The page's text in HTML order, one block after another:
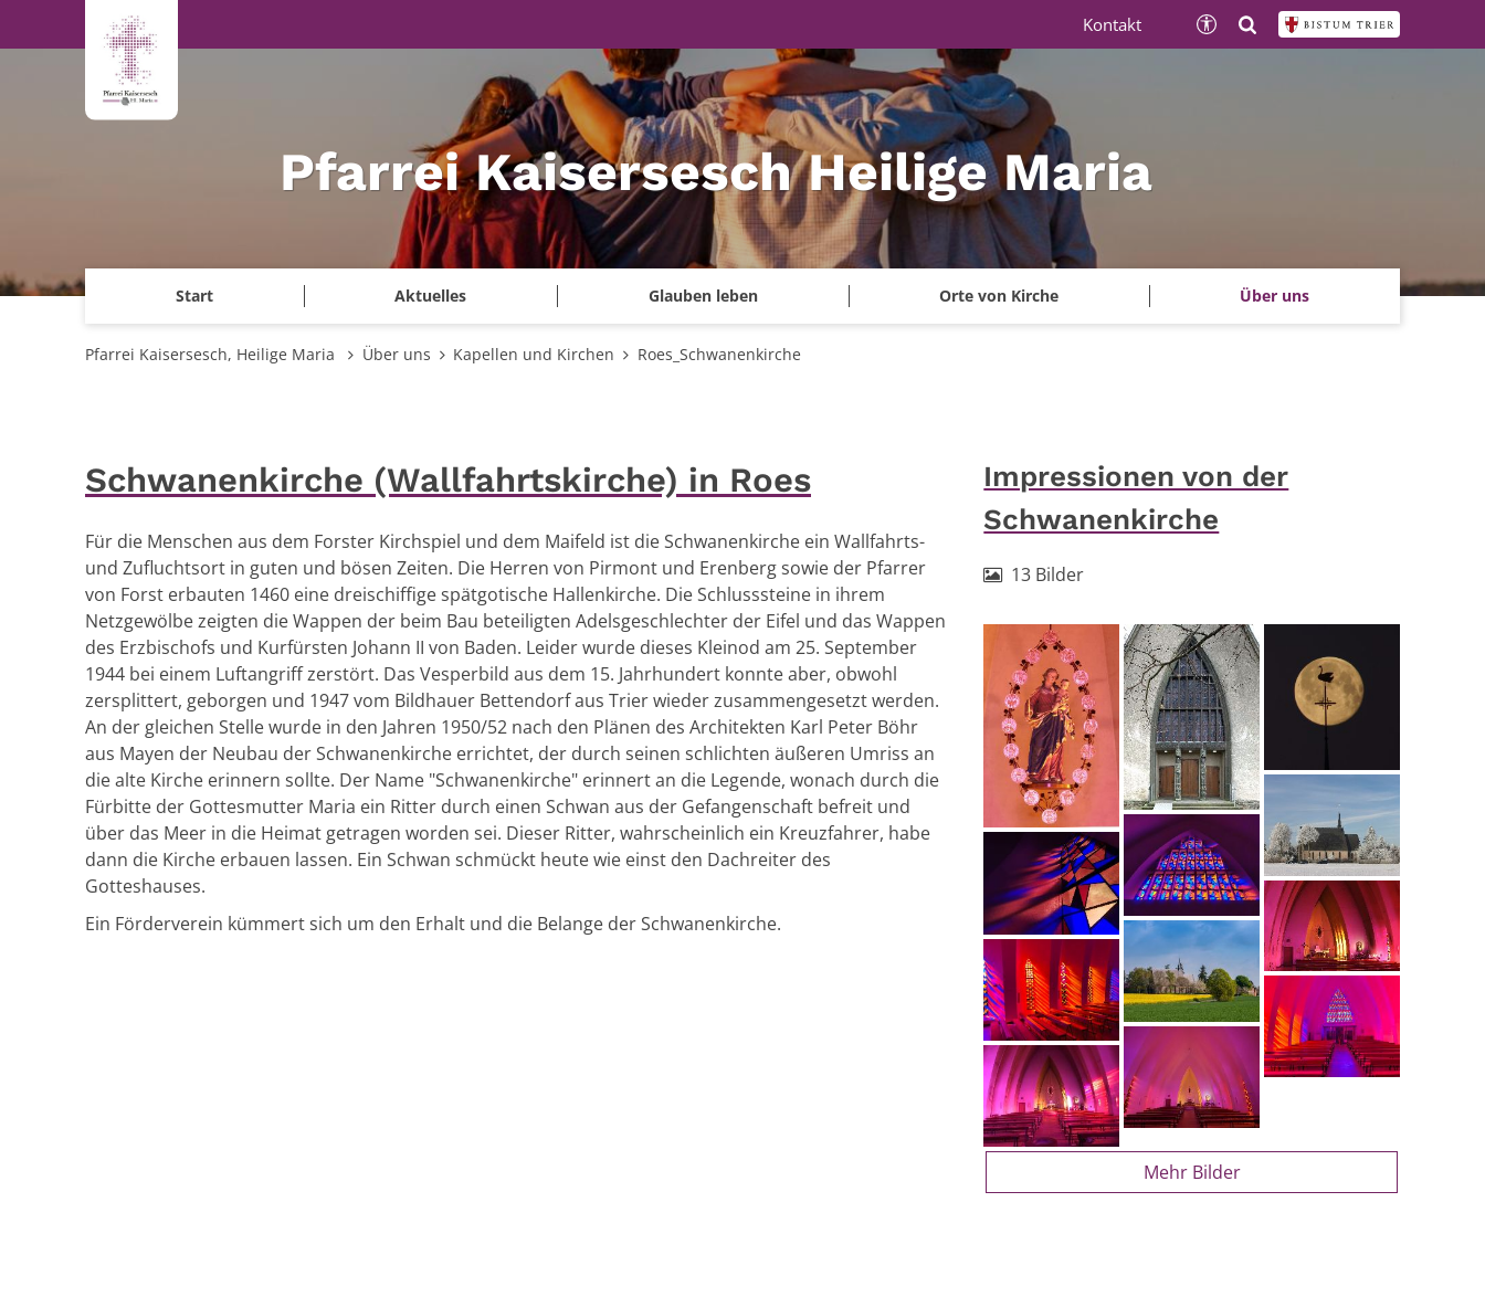
Zum Inhalt springen
Pfarrei Kaisersesch Heilige Maria
Start Aktuelles Glauben leben Orte von Kirche Über uns
Kontakt
Pfarrei Kaisersesch, Heilige Maria Über uns Kapellen und Kirchen Roes_Schwanenkirche
Schwanenkirche (Wallfahrtskirche) in Roes
Für die Menschen aus dem Forster Kirchspiel und dem Maifeld ist die Schwanenkirche ein Wallfahrts-
und Zufluchtsort in guten und bösen Zeiten. Die Herren von Pirmont und Erenberg sowie der Pfarrer
von Forst erbauten 1460 eine dreischiffige spätgotische Hallenkirche. Die Schlusssteine in ihrem
Netzgewölbe zeigten die Wappen der beim Bau beteiligten Adelsgeschlechter der Eifel und das Wappen
des Erzbischofs und Kurfürsten Johann II von Baden. Leider wurde dieses Kleinod am 25. September
1944 bei einem Luftangriff zerstört. Das Vesperbild aus dem 15. Jahrhundert konnte aber, obwohl
zersplittert, geborgen und 1947 vom Bildhauer Bettendorf aus Trier wieder zusammengesetzt werden.
An der gleichen Stelle wurde in den Jahren 1950/52 nach den Plänen des Architekten Karl Peter Böhr
aus Mayen der Neubau der Schwanenkirche errichtet, der durch seinen schlichten äußeren Umriss an
die alte Kirche erinnern sollte. Der Name "Schwanenkirche" erinnert an die Legende, wonach durch die
Fürbitte der Gottesmutter Maria ein Ritter durch einen Schwan aus der Gefangenschaft befreit und
über das Meer in die Heimat getragen worden sei. Dieser Ritter, wahrscheinlich ein Kreuzfahrer, habe
dann die Kirche erbauen lassen. Ein Schwan schmückt heute wie einst den Dachreiter des
Gotteshauses.
Ein Förderverein kümmert sich um den Erhalt und die Belange der Schwanenkirche.
Impressionen von der
Schwanenkirche
13 Bilder
Mehr Bilder